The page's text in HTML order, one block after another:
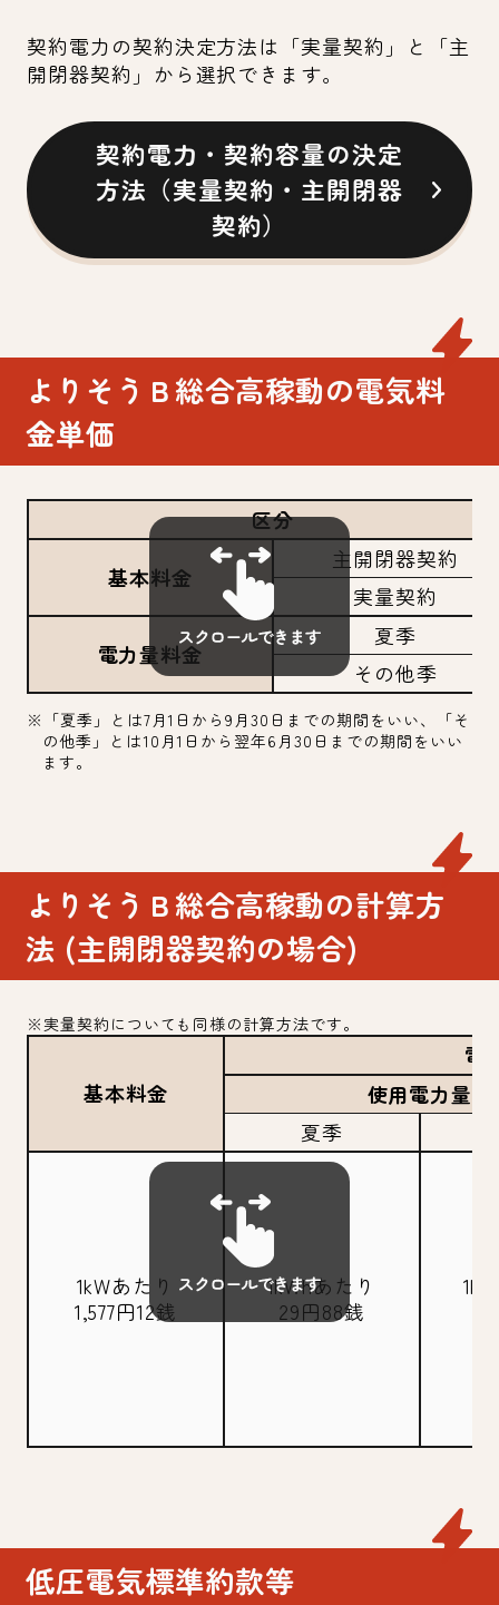
契約電力の契約決定方法は「実量契約」と「主
開閉器契約」から選択できます。
契約電力・契約容量の決定
方法（実量契約・主開閉器
契約）
よりそうＢ総合高稼動の電気料
金単価
区分
基本料金
主開閉器契約
実量契約
電力量料金
夏季
その他季
※「夏季」とは7月1日から9月30日までの期間をいい、「そ
の他季」とは10月1日から翌年6月30日までの期間をいい
ます。
よりそうＢ総合高稼動の計算方
法 (主開閉器契約の場合)
※実量契約についても同様の計算方法です。
基本料金
電
使用電力量
夏季
1kWあたり
1,577円12銭
1kWhあたり
29円88銭
低圧電気標準約款等